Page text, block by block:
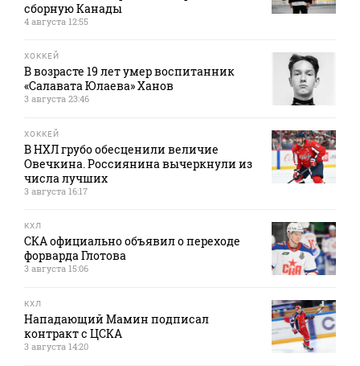
сборную Канады
4 августа 12:55
ХОККЕЙ
В возрасте 19 лет умер воспитанник
«Салавата Юлаева» Ханов
3 августа 23:46
ХОККЕЙ
В НХЛ грубо обесценили величие
Овечкина. Россиянина вычеркнули из
числа лучших
3 августа 16:17
КХЛ
СКА официально объявил о переходе
форварда Глотова
3 августа 15:06
КХЛ
Нападающий Мамин подписал
контракт с ЦСКА
3 августа 14:20